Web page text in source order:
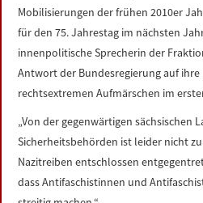
IMPRESSUM
Mobilisierungen der frühen 2010er
für den 75. Jahrestag im nächsten
innenpolitische Sprecherin der
Antwort der Bundesregierung auf ihre
rechtsextremen Aufmärschen im
„Von der gegenwärtigen sächsischen
Sicherheitsbehörden ist leider nicht
Nazitreiben entschlossen
dass Antifaschistinnen und